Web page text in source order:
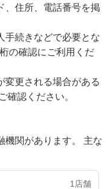
、住所、電話番号を掲
手続きなどで必要とな
の確認にご利用くだ
変更される場合がある
確認ください。
機関があります。 主な
1店舗